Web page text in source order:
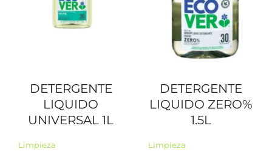
DETERGENTE
LIQUIDO
UNIVERSAL 1L
Limpieza
DETERGENTE
LIQUIDO ZERO%
1.5L
Limpieza